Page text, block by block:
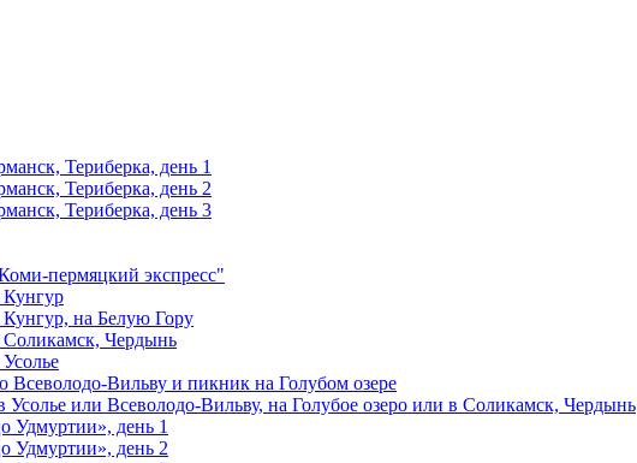
Териберка, день 1
Териберка, день 2
Териберка, день 3
пермяцкий экспресс"
Кунгур
Кунгур, на Белую Гору
Соликамск, Чердынь
Всеволодо-Вильву и пикник на Голубом озере
Усолье или Всеволодо-Вильву, на Голубое озеро или в Соликамск, Чердынь
Удмуртии», день 1
Удмуртии», день 2